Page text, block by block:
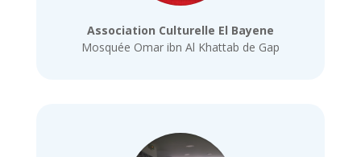
Association Culturelle El Bayene
Mosquée Omar ibn Al Khattab de Gap